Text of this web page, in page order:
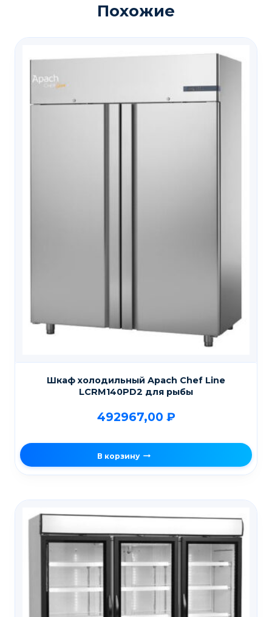
Похожие
Шкаф холодильный Apach Chef Line
LCRM140PD2 для рыбы
492967,00 ₽
В корзину